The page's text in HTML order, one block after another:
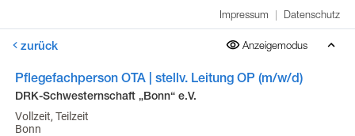
Impressum | Datenschutz
zurück Anzeigemodus
Pflegefachperson OTA | stellv. Leitung OP (m/w/d)
DRK-Schwesternschaft „Bonn“ e.V.
Vollzeit, Teilzeit
Bonn